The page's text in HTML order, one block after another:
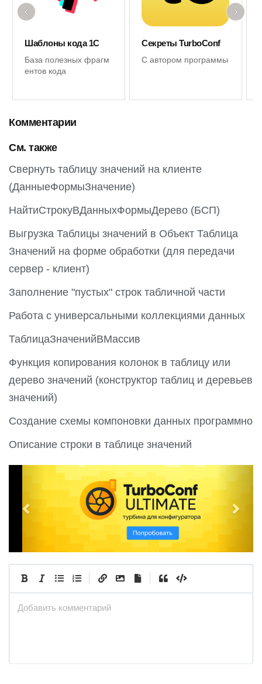
Шаблоны кода 1С
База полезных фрагм
ентов кода
Секреты TurboConf
С автором программы
‹ ›
Комментарии
См. также
Свернуть таблицу значений на клиенте
(ДанныеФормыЗначение)
НайтиСтрокуВДанныхФормыДерево (БСП)
Выгрузка Таблицы значений в Объект Таблица
Значений на форме обработки (для передачи
сервер - клиент)
Заполнение "пустых" строк табличной части
Работа с универсальными коллекциями данных
ТаблицаЗначенийВМассив
Функция копирования колонок в таблицу или
дерево значений (конструктор таблиц и деревьев
значений)
Создание схемы компоновки данных программно
Описание строки в таблице значений
e
o
x
Добавить комментарий